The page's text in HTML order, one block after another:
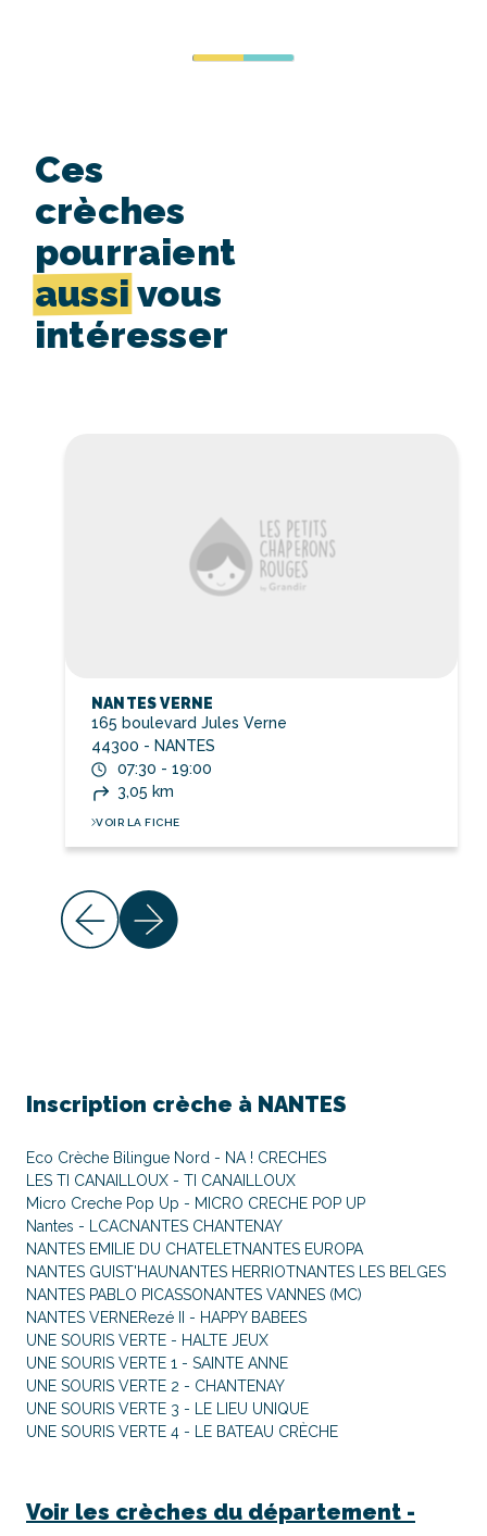
Ces
crèches
pourraient
aussi vous
intéresser
NANTES VERNE
165 boulevard Jules Verne
44300 - NANTES
07:30 - 19:00
3,05 km
VOIR LA FICHE
Inscription crèche à NANTES
Eco Crèche Bilingue Nord - NA ! CRECHES
LES TI CANAILLOUX - TI CANAILLOUX
Micro Creche Pop Up - MICRO CRECHE POP UP
Nantes - LCACNANTES CHANTENAY
NANTES EMILIE DU CHATELETNANTES EUROPA
NANTES GUIST'HAUNANTES HERRIOTNANTES LES BELGES
NANTES PABLO PICASSONANTES VANNES (MC)
NANTES VERNERezé II - HAPPY BABEES
UNE SOURIS VERTE - HALTE JEUX
UNE SOURIS VERTE 1 - SAINTE ANNE
UNE SOURIS VERTE 2 - CHANTENAY
UNE SOURIS VERTE 3 - LE LIEU UNIQUE
UNE SOURIS VERTE 4 - LE BATEAU CRÈCHE
Voir les crèches du département -